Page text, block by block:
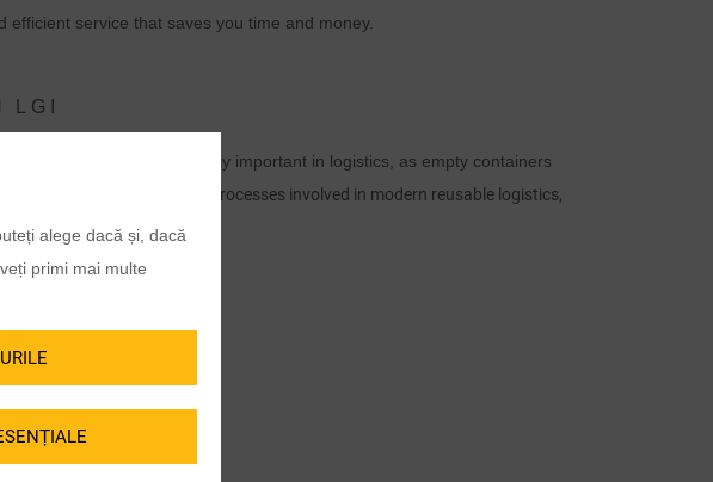
efficient service that saves you time and money.
LGI
This is particularly important in logistics, as empty containers
We take care of
all the processes involved in modern reusable logistics,
alege dacă și, dacă
primi mai multe